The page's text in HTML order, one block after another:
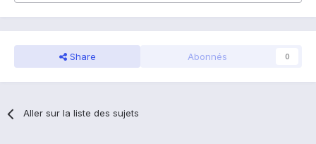
Share Abonnés 0
Aller sur la liste des sujets